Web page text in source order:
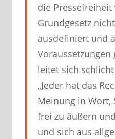
die
Grundgesetz
ausdefiniert und
Voraussetzungen
leitet sich
„Jeder hat das
Meinung in Wort,
frei zu äußern
und sich aus